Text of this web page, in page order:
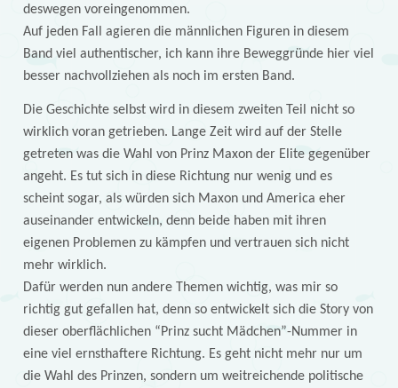
deswegen voreingenommen.
Auf jeden Fall agieren die männlichen Figuren in diesem
Band viel authentischer, ich kann ihre Beweggründe hier viel
besser nachvollziehen als noch im ersten Band.
Die Geschichte selbst wird in diesem zweiten Teil nicht so
wirklich voran getrieben. Lange Zeit wird auf der Stelle
getreten was die Wahl von Prinz Maxon der Elite gegenüber
angeht. Es tut sich in diese Richtung nur wenig und es
scheint sogar, als würden sich Maxon und America eher
auseinander entwickeln, denn beide haben mit ihren
eigenen Problemen zu kämpfen und vertrauen sich nicht
mehr wirklich.
Dafür werden nun andere Themen wichtig, was mir so
richtig gut gefallen hat, denn so entwickelt sich die Story von
dieser oberflächlichen “Prinz sucht Mädchen”-Nummer in
eine viel ernsthaftere Richtung. Es geht nicht mehr nur um
die Wahl des Prinzen, sondern um weitreichende politische